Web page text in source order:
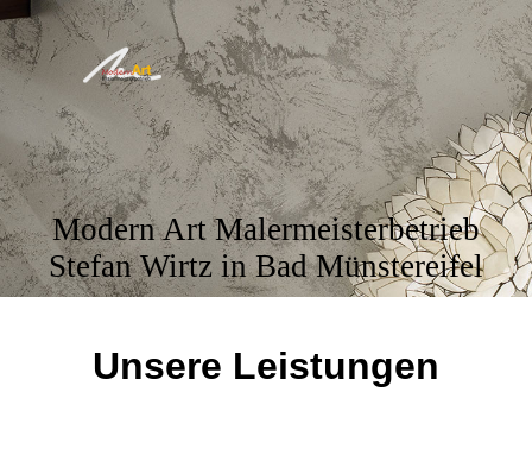
Modern Art Malermeisterbetrieb
Stefan Wirtz in Bad Münstereifel
Unsere Leistungen